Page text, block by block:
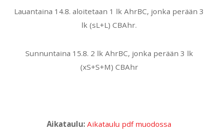
Lauantaina 14.8. aloitetaan 1 lk AhrBC, jonka perään 3
lk (sL+L) CBAhr.
Sunnuntaina 15.8. 2 lk AhrBC, jonka perään 3 lk
(xS+S+M) CBAhr
Aikataulu: Aikataulu pdf muodossa